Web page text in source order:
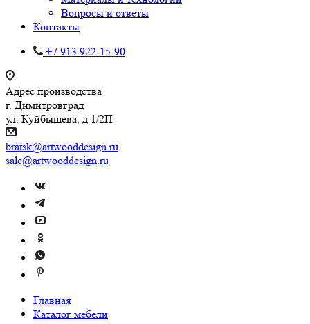
Вопросы и ответы
Контакты
+7 913 922-15-90
Адрес производства
г. Димитровград
ул. Куйбышева, д 1/2П
bratsk@artwooddesign.ru
sale@artwooddesign.ru
Главная
Каталог мебели